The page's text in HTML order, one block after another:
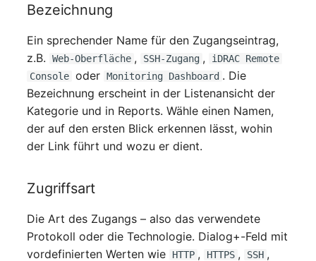
Rack-Segment
Raum
Remote Management
Controller
Replikationsobjekt
Schrank
Bezeichnung
Ein sprechender Name für den Zugangseintrag,
z.B.
Web-Oberfläche , SSH-Zugang ,
iDRAC Remote
Console oder Monitoring Dashboard . Die
Bezeichnung erscheint in der Listenansicht der
Kategorie und in Reports. Wähle einen Namen,
der auf den ersten Blick erkennen lässt, wohin
der Link führt und wozu er dient.
Zugriffsart
Die Art des Zugangs – also das verwendete
Protokoll oder die Technologie. Dialog+-Feld mit
vordefinierten Werten wie
HTTP , HTTPS , SSH ,